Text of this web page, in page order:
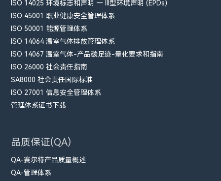
ISO 14025 环境标志和声明 — III型环境声明 (EPDs)
ISO 45001 职业健康安全管理体系
ISO 50001 能源管理体系
ISO 14064 温室气体排放管理体系
ISO 14067 温室气体-产品碳足迹-量化要求和指南
ISO 26000 社会责任指南
SA8000 社会责任国际标准
ISO 27001 信息安全管理体系
管理体系证书下载
品质保证(QA)
QA-赛尔特产品质量概述
QA-管理体系